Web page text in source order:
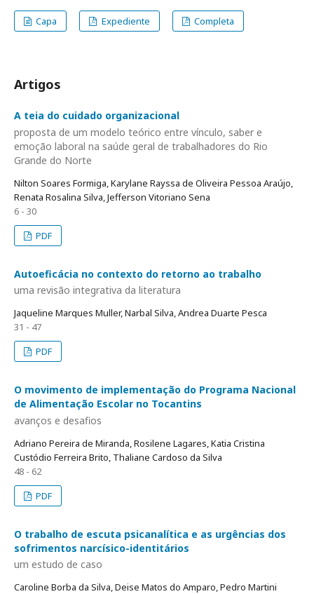
Capa Expediente Completa
Artigos
A teia do cuidado organizacional
proposta de um modelo teórico entre vínculo, saber e
emoção laboral na saúde geral de trabalhadores do Rio
Grande do Norte
Nilton Soares Formiga, Karylane Rayssa de Oliveira Pessoa Araújo,
Renata Rosalina Silva, Jefferson Vitoriano Sena
6 - 30
PDF
Autoeficácia no contexto do retorno ao trabalho
uma revisão integrativa da literatura
Jaqueline Marques Muller, Narbal Silva, Andrea Duarte Pesca
31 - 47
PDF
O movimento de implementação do Programa Nacional
de Alimentação Escolar no Tocantins
avanços e desafios
Adriano Pereira de Miranda, Rosilene Lagares, Katia Cristina
Custódio Ferreira Brito, Thaliane Cardoso da Silva
48 - 62
PDF
O trabalho de escuta psicanalítica e as urgências dos
sofrimentos narcísico-identitários
um estudo de caso
Caroline Borba da Silva, Deise Matos do Amparo, Pedro Martini